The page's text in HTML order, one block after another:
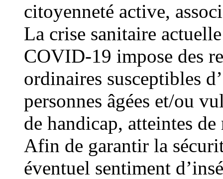
citoyenneté active,
La crise sanitaire
COVID-19 impose des
ordinaires susceptibles
personnes âgées et/ou
de handicap, atteintes
Afin de garantir la
éventuel sentiment